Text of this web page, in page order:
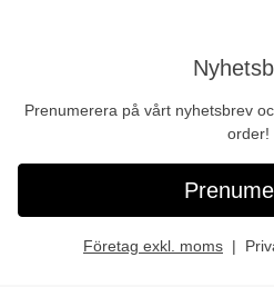
Prenumerera på vårt nyhetsbrev
order!
Företag exkl. moms